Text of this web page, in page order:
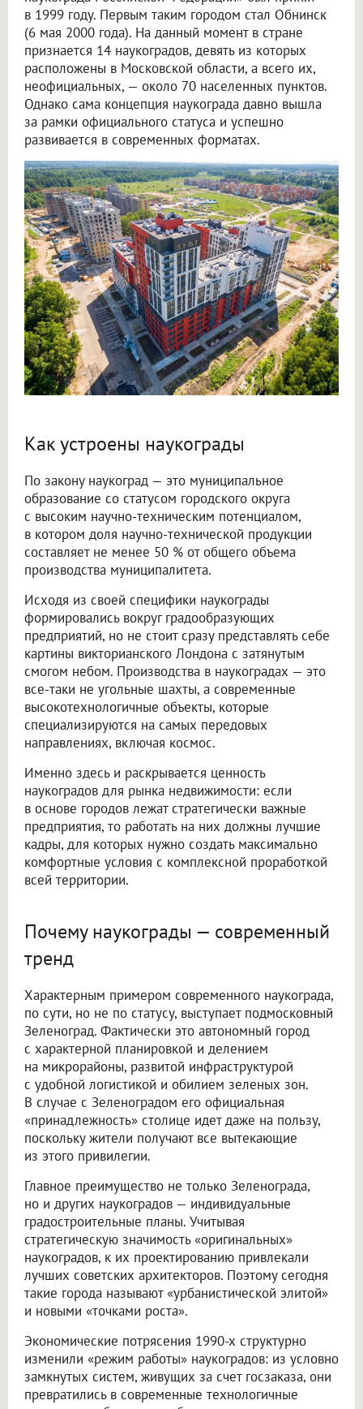
в 1999 году. Первым таким городом стал Обнинск
(6 мая 2000 года). На данный момент в стране
признается 14 наукоградов, девять из которых
расположены в Московской области, а всего их,
неофициальных, — около 70 населенных пунктов.
Однако сама концепция наукограда давно вышла
за рамки официального статуса и успешно
развивается в современных форматах.
Как устроены наукограды
По закону наукоград — это муниципальное
образование со статусом городского округа
с высоким научно-техническим потенциалом,
в котором доля научно-технической продукции
составляет не менее 50 % от общего объема
производства муниципалитета.
Исходя из своей специфики наукограды
формировались вокруг градообразующих
предприятий, но не стоит сразу представлять себе
картины викторианского Лондона с затянутым
смогом небом. Производства в наукоградах — это
все-таки не угольные шахты, а современные
высокотехнологичные объекты, которые
специализируются на самых передовых
направлениях, включая космос.
Именно здесь и раскрывается ценность
наукоградов для рынка недвижимости: если
в основе городов лежат стратегически важные
предприятия, то работать на них должны лучшие
кадры, для которых нужно создать максимально
комфортные условия с комплексной проработкой
всей территории.
Почему наукограды — современный
тренд
Характерным примером современного наукограда,
по сути, но не по статусу, выступает подмосковный
Зеленоград. Фактически это автономный город
с характерной планировкой и делением
на микрорайоны, развитой инфраструктурой
с удобной логистикой и обилием зеленых зон.
В случае с Зеленоградом его официальная
«принадлежность» столице идет даже на пользу,
поскольку жители получают все вытекающие
из этого привилегии.
Главное преимущество не только Зеленограда,
но и других наукоградов — индивидуальные
градостроительные планы. Учитывая
стратегическую значимость «оригинальных»
наукоградов, к их проектированию привлекали
лучших советских архитекторов. Поэтому сегодня
такие города называют «урбанистической элитой»
и новыми «точками роста».
Экономические потрясения 1990-х структурно
изменили «режим работы» наукоградов: из условно
замкнутых систем, живущих за счет госзаказа, они
превратились в современные технологичные